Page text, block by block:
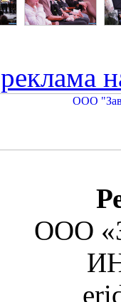
реклама
ООО